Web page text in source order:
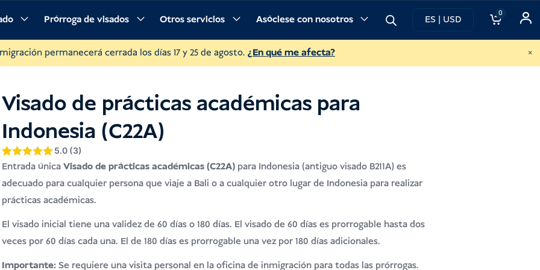
Prórroga de visados Otros servicios Asóciese con nosotros ES | USD
0
permanecerá cerrada los días 17 y 25 de agosto. ¿En qué me afecta? ×
Descripción Requisitos Procedimiento Preguntas frecuentes
Visado de prácticas académicas para
Indonesia (C22A)
Valorado con
base a
5
valoraciones
de clientes
5.0 (3)
Entrada únicaVisado de prácticas académicas (C22A) para Indonesia (antiguo visado B211A) es
adecuado para cualquier persona que viaje a Bali o a cualquier otro lugar de Indonesia para realizar
prácticas académicas.
El visado inicial tiene una validez de 60 días o 180 días. El visado de 60 días es prorrogable hasta dos
veces por 60 días cada una. El de 180 días es prorrogable una vez por 180 días adicionales.
Importante:Se requiere una visita personal en la oficina de inmigración para todas las prórrogas.